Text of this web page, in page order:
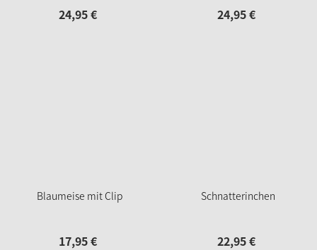
24,95€ 24,95€
Blaumeise mit Clip
17,95€
Schnatterinchen
22,95€